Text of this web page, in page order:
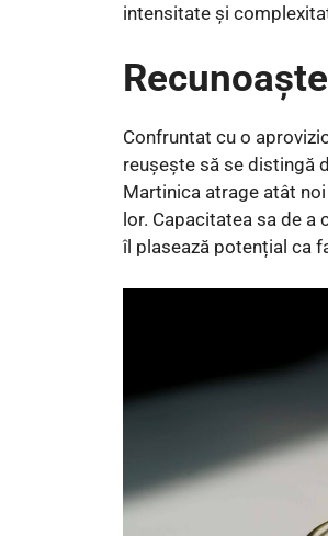
intensitate și
Confruntat cu o
reușește să se distingă
Martinica atrage atât
lor. Capacitatea sa de
îl plasează potențial ca